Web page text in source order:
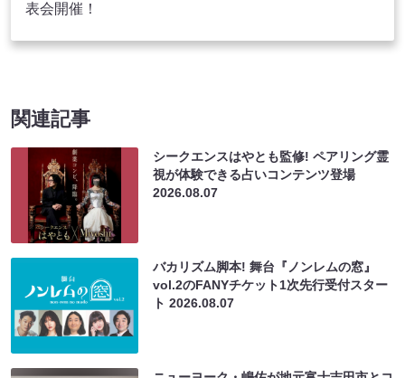
表会開催！
関連記事
シークエンスはやとも監修! ペアリング霊
視が体験できる占いコンテンツ登場
2026.08.07
バカリズム脚本! 舞台『ノンレムの窓』
vol.2のFANYチケット1次先行受付スター
ト2026.08.07